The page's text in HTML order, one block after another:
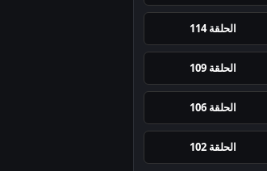
الحلقة 114
الحلقة 109
الحلقة 106
الحلقة 102